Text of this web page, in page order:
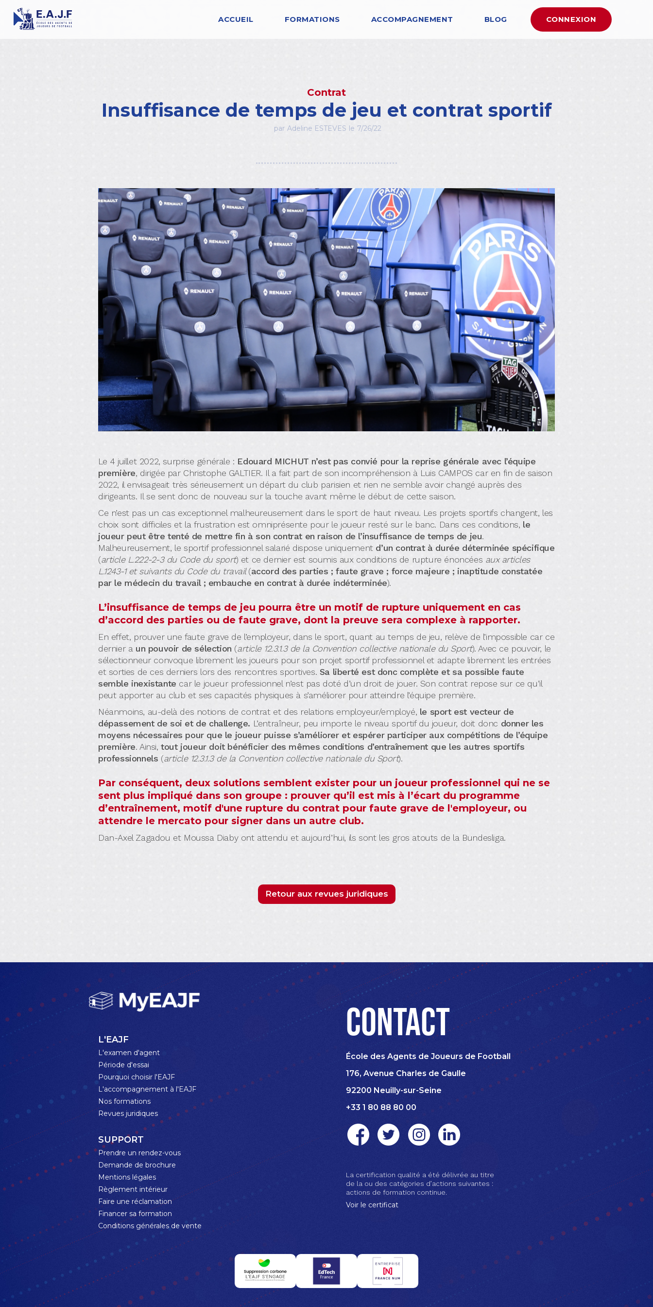
ACCUEIL FORMATIONS ACCOMPAGNEMENT BLOG CONNEXION
Contrat
Insuffisance de temps de jeu et contrat sportif
par Adeline ESTEVES le 7/26/22
Le 4 juillet 2022, surprise générale : Edouard MICHUT n’est pas convié pour la reprise générale avec l’équipe
première, dirigée par Christophe GALTIER. Il a fait part de son incompréhension à Luis CAMPOS car en fin de saison
2022, il envisageait très sérieusement un départ du club parisien et rien ne semble avoir changé auprès des
dirigeants. Il se sent donc de nouveau sur la touche avant même le début de cette saison.
Ce n’est pas un cas exceptionnel malheureusement dans le sport de haut niveau. Les projets sportifs changent, les
choix sont difficiles et la frustration est omniprésente pour le joueur resté sur le banc. Dans ces conditions, le
joueur peut être tenté de mettre fin à son contrat en raison de l’insuffisance de temps de jeu.
Malheureusement, le sportif professionnel salarié dispose uniquement d’un contrat à durée déterminée spécifique
(article L.222-2-3 du Code du sport) et ce dernier est soumis aux conditions de rupture énoncées aux articles
L.1243-1 et suivants du Code du travail(accord des parties ; faute grave ; force majeure ; inaptitude constatée
par le médecin du travail ; embauche en contrat à durée indéterminée).
L’insuffisance de temps de jeu pourra être un motif de rupture uniquement en cas
d’accord des parties ou de faute grave, dont la preuve sera complexe à rapporter.
En effet, prouver une faute grave de l’employeur, dans le sport, quant au temps de jeu, relève de l’impossible car ce
dernier a un pouvoir de sélection (article 12.3.1.3 de la Convention collective nationale du Sport). Avec ce pouvoir, le
sélectionneur convoque librement les joueurs pour son projet sportif professionnel et adapte librement les entrées
et sorties de ces derniers lors des rencontres sportives. Sa liberté est donc complète et sa possible faute
semble inexistante car le joueur professionnel n’est pas doté d’un droit de jouer. Son contrat repose sur ce qu’il
peut apporter au club et ses capacités physiques à s’améliorer pour atteindre l’équipe première.
Néanmoins, au-delà des notions de contrat et des relations employeur/employé, le sport est vecteur de
dépassement de soi et de challenge. L’entraîneur, peu importe le niveau sportif du joueur, doit donc donner les
moyens nécessaires pour que le joueur puisse s’améliorer et espérer participer aux compétitions de l’équipe
première. Ainsi,tout joueur doit bénéficier des mêmes conditions d’entraînement que les autres sportifs
professionnels (article 12.3.1.3 de la Convention collective nationale du Sport).
Par conséquent, deux solutions semblent exister pour un joueur professionnel qui ne se
sent plus impliqué dans son groupe : prouver qu’il est mis à l’écart du programme
d’entraînement, motif d'une rupture du contrat pour faute grave de l'employeur, ou
attendre le mercato pour signer dans un autre club.
Dan-Axel Zagadou et Moussa Diaby ont attendu et aujourd’hui, ils sont les gros atouts de la Bundesliga.
Retour aux revues juridiques
L'EAJF
L'examen d'agent
Période d'essai
Pourquoi choisir l'EAJF
L'accompagnement à l'EAJF
Nos formations
Revues juridiques
SUPPORT
Prendre un rendez-vous
Demande de brochure
Mentions légales
Règlement intérieur
Faire une réclamation
Financer sa formation
Conditions générales de vente
Contact
École des Agents de Joueurs de Football
176, Avenue Charles de Gaulle
92200 Neuilly-sur-Seine
+33 1 80 88 80 00
La certification qualité a été délivrée au titre
de la ou des catégories d’actions suivantes :
actions de formation continue.
Voir le certificat